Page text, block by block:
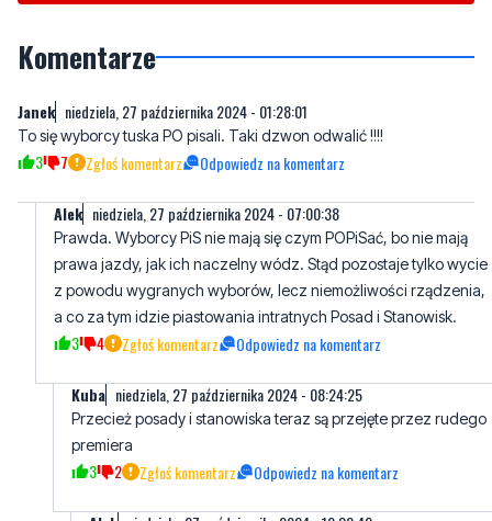
To się wyborcy tuska PO pisali. Taki dzwon odwalić !!!!
AIek niedziela, 27 października 2024 - 07:00:38
Prawda. Wyborcy PiS nie mają się czym POPiSać, bo nie mają
z powodu wygranych wyborów, lecz niemożliwości rządzenia,
a co za tym idzie piastowania intratnych Posad i Stanowisk.
3 4 Zgłoś komentarz Odpowiedz na komentarz
Kuba niedziela, 27 października 2024 - 08:24:25
Przecież posady i stanowiska teraz są przejęte przez rudego
3 2 Zgłoś komentarz Odpowiedz na komentarz
AIek niedziela, 27 października 2024 - 10:32:42
Prawda. A PISowcom pozostaje tylko wycie z powodu